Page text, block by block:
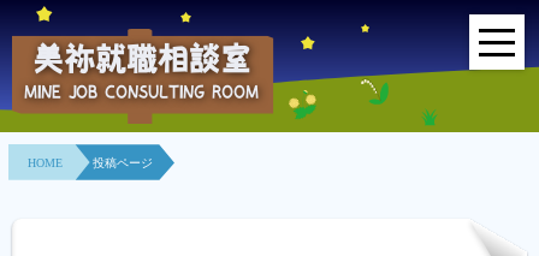
HOME
事業所紹介
美祢就職相談室
MINE JOB CONSULTING ROOM
HOME 投稿ページ